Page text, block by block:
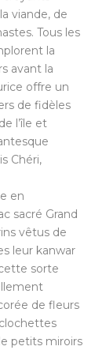
viande, de
Tous les
la
avant la
offre un
de fidèles
l’île et
Chéri,
en
sacré Grand
vêtus de
leur kanwar
sorte
de fleurs
petits miroirs